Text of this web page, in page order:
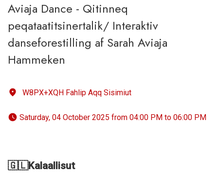
Aviaja Dance - Qitinneq
peqataatitsinertalik/ Interaktiv
danseforestilling af Sarah Aviaja
Hammeken
W8PX+XQH Fahlip Aqq Sisimiut
Saturday, 04 October 2025 from 04:00 PM to 06:00 PM
🇬🇱Kalaallisut